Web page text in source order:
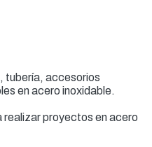
tubería, accesorios
en acero inoxidable.
proyectos en acero